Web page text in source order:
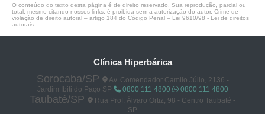
O conteúdo do texto desta página é de direito reservado. Sua reprodução, parcial ou
total, mesmo citando nossos links, é proibida sem a autorização do autor. Crime de
violação de direito autoral – artigo 184 do Código Penal – Lei 9610/98 - Lei de direitos
autorais
Clínica Hiperbárica
Sorocaba/SP
Av. Comendador Camilo Júlio, 2136 -
Jardim Ibiti do Paço SP
0800 111 4800 0800 111 4800
Taubaté/SP
Rua Prof. Álvaro Ortiz, 98 - Centro Taubaté -
SP